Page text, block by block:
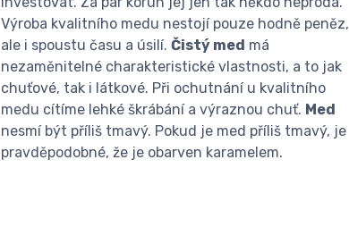
Výroba kvalitního medu nestojí pouze hodně peněz,
ale i spoustu času a úsilí. Čistý med má
nezaměnitelné charakteristické vlastnosti, a to jak
chuťové, tak i látkové. Při ochutnání u kvalitního
medu cítíme lehké škrábání a výraznou chuť. Med
nesmí být příliš tmavý. Pokud je med příliš tmavý, je
pravděpodobné, že je obarven karamelem.